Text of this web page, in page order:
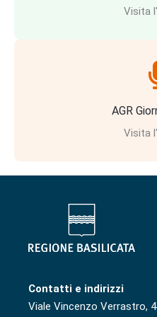
Visita
AGR
Visita
Contatti e indirizzi
Viale Vincenzo Verrastro, 4